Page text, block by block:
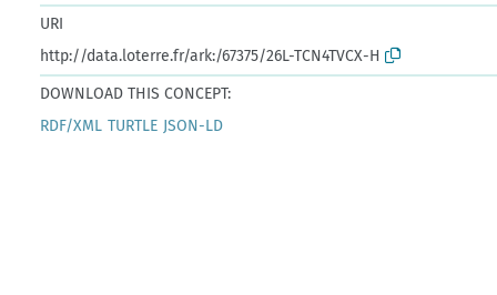
URI
http://data.loterre.fr/ark:/67375/26L-TCN4TVCX-H
DOWNLOAD THIS CONCEPT:
RDF/XML TURTLE JSON-LD